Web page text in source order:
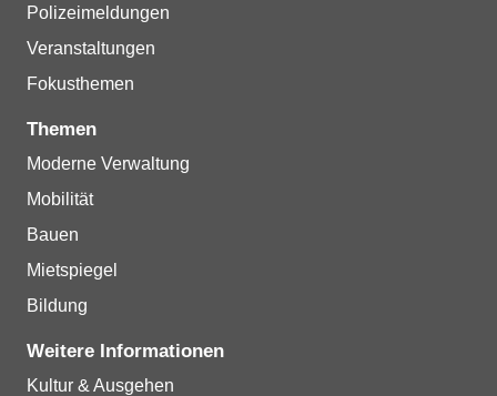
Polizeimeldungen
Veranstaltungen
Fokusthemen
Themen
Moderne Verwaltung
Mobilität
Bauen
Mietspiegel
Bildung
Weitere Informationen
Kultur & Ausgehen